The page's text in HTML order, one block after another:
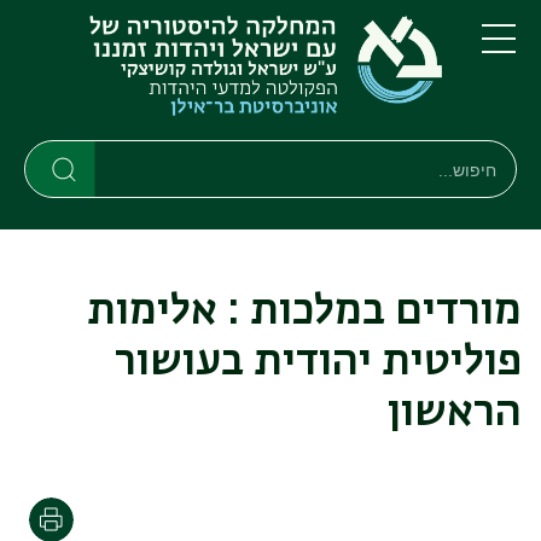
דילוג
לתוכן
העיקרי
דילוג
לתפריט
ניווט
ראשי
תפריט
חיפוש
חיפוש
מורדים במלכות : אלימות
פוליטית יהודית בעושור
הראשון